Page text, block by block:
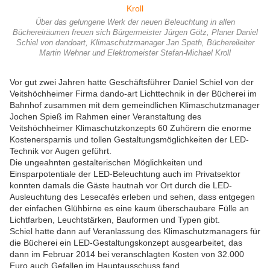
Über das gelungene Werk der neuen Beleuchtung in allen
Büchereiräumen freuen sich Bürgermeister Jürgen Götz, Planer Daniel
Schiel von dandoart, Klimaschutzmanager Jan Speth, Büchereileiter
Martin Wehner und Elektromeister Stefan-Michael Kroll
Vor gut zwei Jahren hatte Geschäftsführer Daniel Schiel von der
Veitshöchheimer Firma dando-art Lichttechnik in der Bücherei im
Bahnhof zusammen mit dem gemeindlichen Klimaschutzmanager
Jochen Spieß im Rahmen einer Veranstaltung des
Veitshöchheimer Klimaschutzkonzepts 60 Zuhörern die enorme
Kostenersparnis und tollen Gestaltungsmöglichkeiten der LED-
Technik vor Augen geführt.
Die ungeahnten gestalterischen Möglichkeiten und
Einsparpotentiale der LED-Beleuchtung auch im Privatsektor
konnten damals die Gäste hautnah vor Ort durch die LED-
Ausleuchtung des Lesecafés erleben und sehen, dass entgegen
der einfachen Glühbirne es eine kaum überschaubare Fülle an
Lichtfarben, Leuchtstärken, Bauformen und Typen gibt.
Schiel hatte dann auf Veranlassung des Klimaschutzmanagers für
die Bücherei ein LED-Gestaltungskonzept ausgearbeitet, das
dann im Februar 2014 bei veranschlagten Kosten von 32.000
Euro auch Gefallen im Hauptausschuss fand.